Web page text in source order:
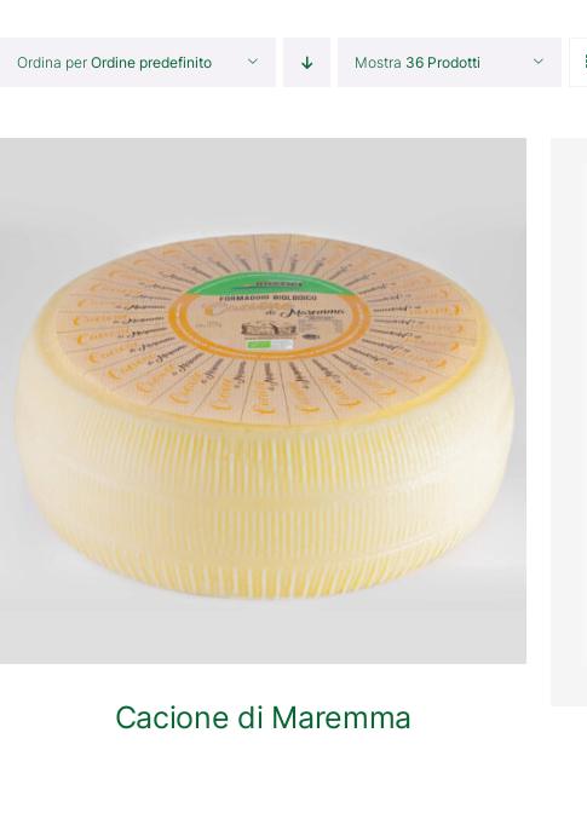
Ordina perOrdine predefinito Mostra 36 Prodotti
ANTEPRIMA RAPIDA
Cacione di Maremma